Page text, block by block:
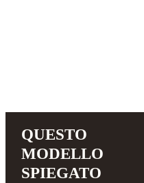
QUESTO
MODELLO
SPIEGATO